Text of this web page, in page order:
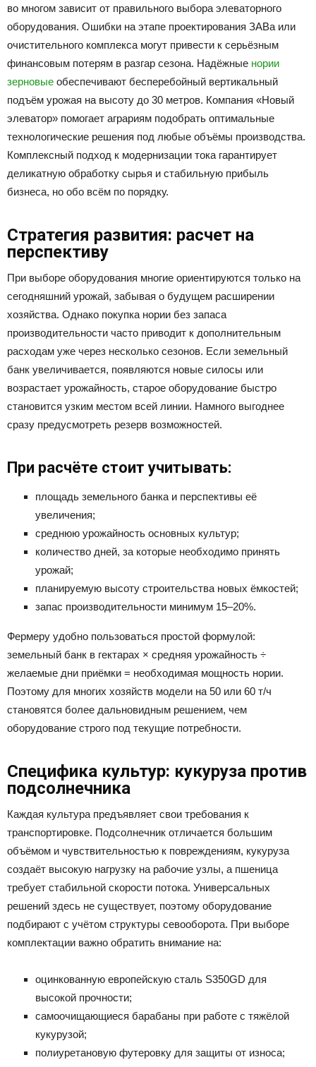
во многом зависит от правильного выбора элеваторного
оборудования. Ошибки на этапе проектирования ЗАВа или
очистительного комплекса могут привести к серьёзным
финансовым потерям в разгар сезона. Надёжные нории
зерновые обеспечивают бесперебойный вертикальный
подъём урожая на высоту до 30 метров. Компания «Новый
элеватор» помогает аграриям подобрать оптимальные
технологические решения под любые объёмы производства.
Комплексный подход к модернизации тока гарантирует
деликатную обработку сырья и стабильную прибыль
бизнеса, но обо всём по порядку.
Стратегия развития: расчет на
перспективу
При выборе оборудования многие ориентируются только на
сегодняшний урожай, забывая о будущем расширении
хозяйства. Однако покупка нории без запаса
производительности часто приводит к дополнительным
расходам уже через несколько сезонов. Если земельный
банк увеличивается, появляются новые силосы или
возрастает урожайность, старое оборудование быстро
становится узким местом всей линии. Намного выгоднее
сразу предусмотреть резерв возможностей.
При расчёте стоит учитывать:
площадь земельного банка и перспективы её
увеличения;
среднюю урожайность основных культур;
количество дней, за которые необходимо принять
урожай;
планируемую высоту строительства новых ёмкостей;
запас производительности минимум 15–20%.
Фермеру удобно пользоваться простой формулой:
земельный банк в гектарах × средняя урожайность ÷
желаемые дни приёмки = необходимая мощность нории.
Поэтому для многих хозяйств модели на 50 или 60 т/ч
становятся более дальновидным решением, чем
оборудование строго под текущие потребности.
Специфика культур: кукуруза против
подсолнечника
Каждая культура предъявляет свои требования к
транспортировке. Подсолнечник отличается большим
объёмом и чувствительностью к повреждениям, кукуруза
создаёт высокую нагрузку на рабочие узлы, а пшеница
требует стабильной скорости потока. Универсальных
решений здесь не существует, поэтому оборудование
подбирают с учётом структуры севооборота. При выборе
комплектации важно обратить внимание на:
оцинкованную европейскую сталь S350GD для
высокой прочности;
самоочищающиеся барабаны при работе с тяжёлой
кукурузой;
полиуретановую футеровку для защиты от износа;